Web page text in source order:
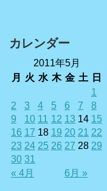
カレンダー
2011年5月
月
火 水 木 金 土 日
« 4月 6月 »
1
2
3 4 5 6 7
8
9
10 11 12 13 14 15
16 17 18 19 20 21 22
23 24 25 26 27 28 29
30 31